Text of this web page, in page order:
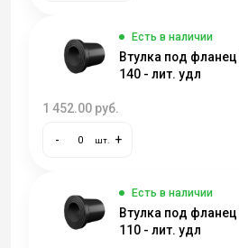
Есть в наличии
Втулка под фланец
140 - лит. удл
1 452.00 руб.
- шт. +
Есть в наличии
Втулка под фланец
110 - лит. удл